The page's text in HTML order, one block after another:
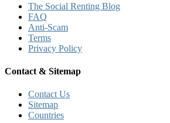
The Social Renting Blog
FAQ
Anti-Scam
Terms
Privacy Policy
Contact & Sitemap
Contact Us
Sitemap
Countries